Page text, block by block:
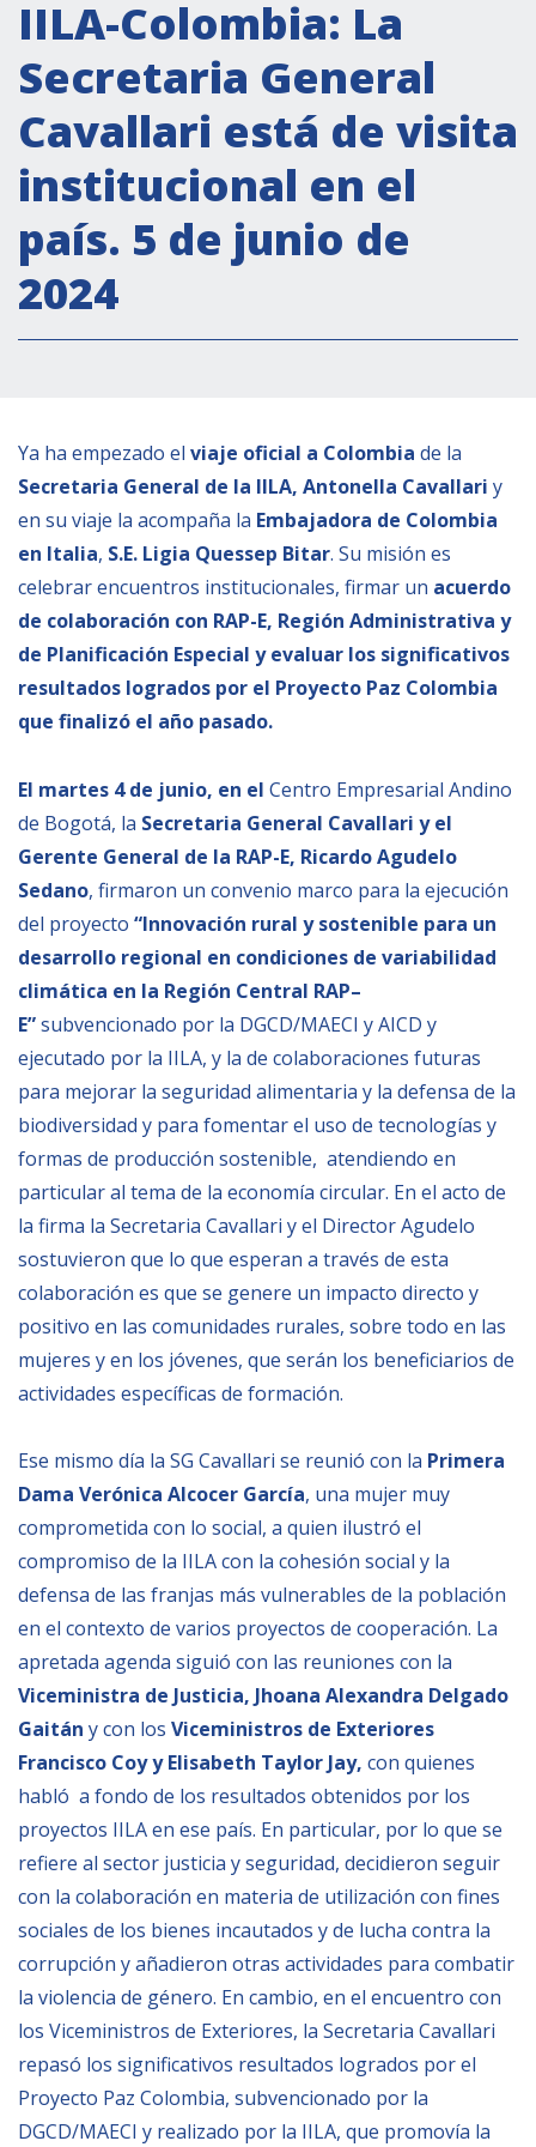
Secretaría Cultural
Secretaría Socioeconómica
Secretaría Técnico-científica
Forum Pymes
Conferencia Italia- América Latina y el Caribe
Red para la promoción de la igualdad de
género
COOPERACIÓN
Patrimonio cultural
Empoderamiento socio-económico
Justicia y Seguridad
EUROsociAL
EL PAcCTO
EUROFRONT
AL-INVEST Verde
MEDIOS
Fotos
Vídeos
Audios
BIBLIOTECA
Biblioteca
Publicaciones
OPORTUNIDADES
Convocatorias
Alta Formación
Registro de proveedores
Contratos/Acuerdos/Grant
NEWSLETTER
IILA-Colombia: La
Secretaria General
Cavallari está de visita
institucional en el
país. 5 de junio de
2024
Ya ha empezado el viaje oficial a Colombia de la
Secretaria General de la IILA, Antonella Cavallari y
en su viaje la acompaña la Embajadora de Colombia
en Italia, S.E. Ligia Quessep Bitar. Su misión es
celebrar encuentros institucionales, firmar un acuerdo
de colaboración con RAP-E, Región Administrativa y
de Planificación Especial y evaluar los significativos
resultados logrados por el Proyecto Paz Colombia
que finalizó el año pasado.
El martes 4 de junio, en el Centro Empresarial Andino
de Bogotá, la Secretaria General Cavallari y el
Gerente General de la RAP-E, Ricardo Agudelo
Sedano, firmaron un convenio marco para la ejecución
del proyecto “Innovación rural y sostenible para un
desarrollo regional en condiciones de variabilidad
climática en la Región Central RAP–
E”subvencionado por la DGCD/MAECI y AICD y
ejecutado por la IILA, y la de colaboraciones futuras
para mejorar la seguridad alimentaria y la defensa de la
biodiversidad y para fomentar el uso de tecnologías y
formas de producción sostenible, atendiendo en
particular al tema de la economía circular. En el acto de
la firma la Secretaria Cavallari y el Director Agudelo
sostuvieron que lo que esperan a través de esta
colaboración es que se genere un impacto directo y
positivo en las comunidades rurales, sobre todo en las
mujeres y en los jóvenes, que serán los beneficiarios de
actividades específicas de formación.
Ese mismo día la SG Cavallari se reunió con la Primera
Dama Verónica Alcocer García, una mujer muy
comprometida con lo social, a quien ilustró el
compromiso de la IILA con la cohesión social y la
defensa de las franjas más vulnerables de la población
en el contexto de varios proyectos de cooperación. La
apretada agenda siguió con las reuniones con la
Viceministra de Justicia, Jhoana Alexandra Delgado
Gaitán​ y con los Viceministros de Exteriores
Francisco Coy y Elisabeth Taylor Jay, con quienes
habló a fondo de los resultados obtenidos por los
proyectos IILA en ese país. En particular, por lo que se
refiere al sector justicia y seguridad, decidieron seguir
con la colaboración en materia de utilización con fines
sociales de los bienes incautados y de lucha contra la
corrupción y añadieron otras actividades para combatir
la violencia de género. En cambio, en el encuentro con
los Viceministros de Exteriores, la Secretaria Cavallari
repasó los significativos resultados logrados por el
Proyecto Paz Colombia, subvencionado por la
DGCD/MAECI y realizado por la IILA, que promovía la